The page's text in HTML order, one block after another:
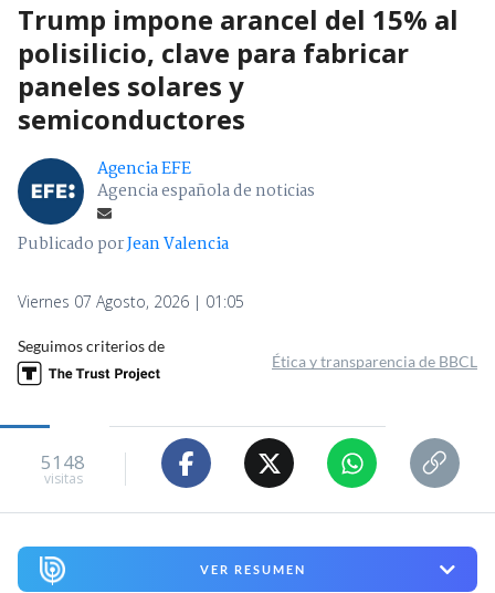
Trump impone arancel del 15% al
polisilicio, clave para fabricar
paneles solares y
semiconductores
Agencia EFE
Agencia española de noticias
Publicado porJean Valencia
Viernes 07 Agosto, 2026 | 01:05
Seguimos criterios de
Ética y transparencia de BBCL
5148
visitas
VER RESUMEN